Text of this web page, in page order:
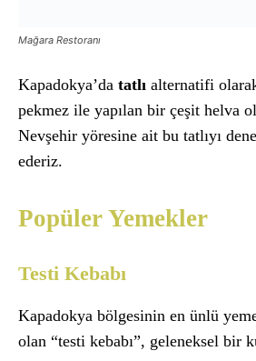
Mağara Restoranı
Kapadokya’da tatlı alternatifi
pekmez ile yapılan bir çeşit helva
Nevşehir yöresine ait bu tatlıyı
ederiz.
Popüler Yemekler
Testi Kebabı
Kapadokya bölgesinin en ünlü
olan “testi kebabı”, geleneksel bir